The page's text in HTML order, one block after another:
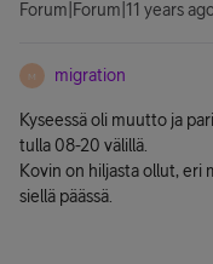
Forum|Forum|11 years
M migration
Kyseessä oli muutto ja
tulla 08-20 välillä.
Kovin on hiljasta ollut, eri
siellä päässä.